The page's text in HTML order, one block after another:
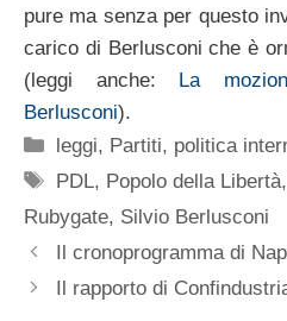
pure ma senza per questo
carico di Berlusconi che è
(leggi anche: La
Berlusconi).
Categorie
leggi, Partiti, politica
Tag
PDL, Popolo della Libertà,
Rubygate, Silvio Berlusconi
Il cronoprogramma di
Il rapporto di